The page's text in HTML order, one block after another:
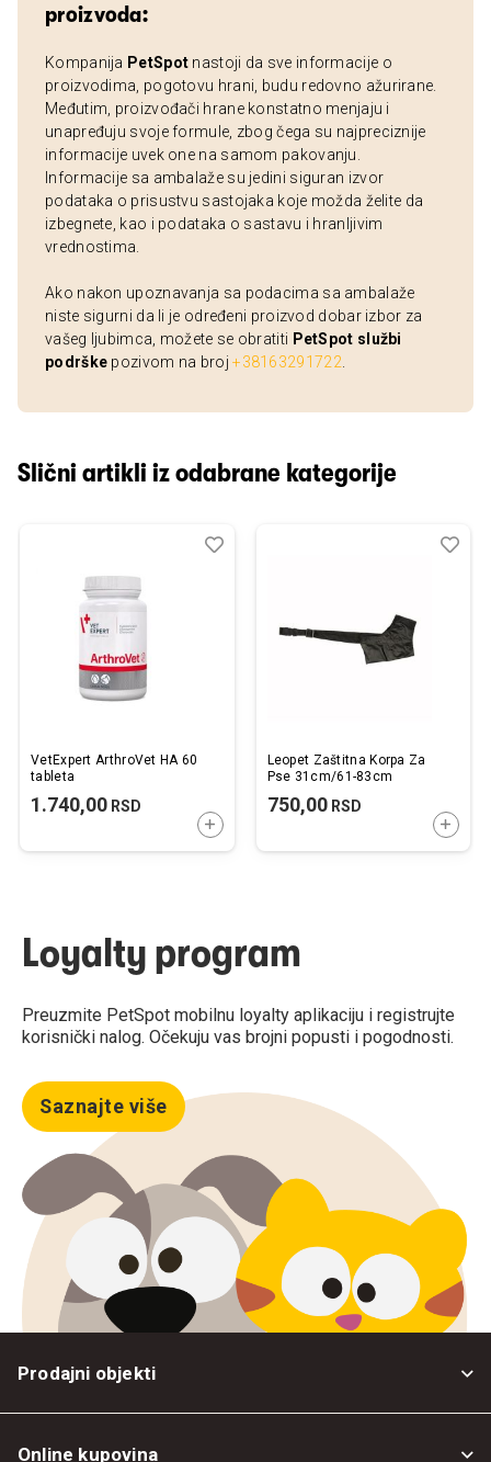
proizvoda:
Kompanija PetSpot nastoji da sve informacije o
proizvodima, pogotovu hrani, budu redovno ažurirane.
Međutim, proizvođači hrane konstatno menjaju i
unapređuju svoje formule, zbog čega su najpreciznije
informacije uvek one na samom pakovanju.
Informacije sa ambalaže su jedini siguran izvor
podataka o prisustvu sastojaka koje možda želite da
izbegnete, kao i podataka o sastavu i hranljivim
vrednostima.
Ako nakon upoznavanja sa podacima sa ambalaže
niste sigurni da li je određeni proizvod dobar izbor za
vašeg ljubimca, možete se obratiti PetSpot službi
podrške pozivom na broj+38163291722
Slični artikli iz odabrane kategorije
VetExpert ArthroVet HA 60
tableta
1.740,00 RSD
DODAJTE U KORPU
Dodaj
Uporedi
Leopet Zaštitna Korpa Za
Pse 31cm/61-83cm
750,00RSD
Loyalty program
Preuzmite PetSpot mobilnu loyalty aplikaciju i registrujte
korisnički nalog. Očekuju vas brojni popusti i pogodnosti.
Saznajte više
Prodajni objekti
Online kupovina